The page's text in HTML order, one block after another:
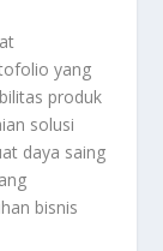
yang
produk
solusi
daya saing
bisnis